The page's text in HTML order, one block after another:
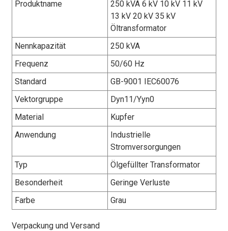
Produktname
250 kVA 6 kV 10 kV 11 kV
13 kV 20 kV 35 kV
Öltransformator
Nennkapazität
250 kVA
Frequenz
50/60 Hz
Standard
GB-9001 IEC60076
Vektorgruppe
Dyn11/Yyn0
Material
Kupfer
Anwendung
Industrielle
Stromversorgungen
Typ
Ölgefüllter Transformator
Besonderheit
Geringe Verluste
Farbe
Grau
Verpackung und Versand